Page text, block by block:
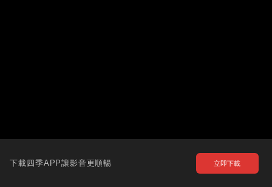
下載四季APP讓影音更順暢 立即下載